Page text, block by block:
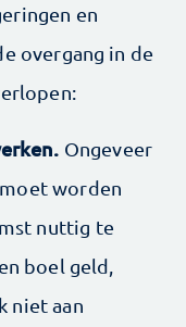
en
overgang in de
Ongeveer
worden
nuttig te
boel geld,
niet aan